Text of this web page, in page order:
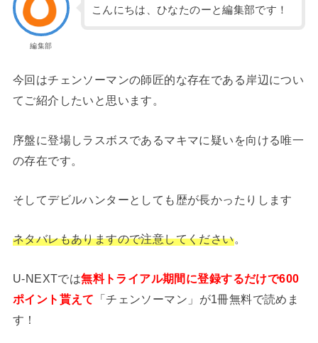
編集部
こんにちは、ひなたのーと編集部です！
今回はチェンソーマンの師匠的な存在である岸辺につい
てご紹介したいと思います。
序盤に登場しラスボスであるマキマに疑いを向ける唯一
の存在です。
そしてデビルハンターとしても歴が長かったりします
ネタバレもありますので注意してください。
U-NEXTでは無料トライアル期間に登録するだけで600
ポイント貰えて 「チェンソーマン」が1冊無料で読めま
す！